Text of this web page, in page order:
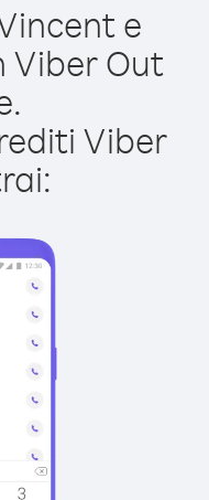
e
Viber Out
Viber